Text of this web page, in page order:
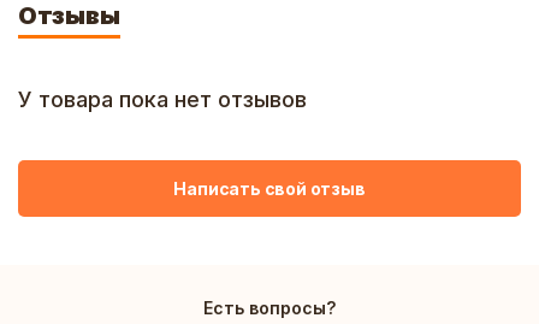
Отзывы
У товара пока нет отзывов
Написать свой отзыв
Есть вопросы?